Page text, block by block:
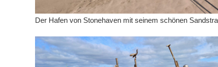
Der Hafen von Stonehaven mit seinem schönen